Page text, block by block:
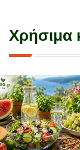
Χρήσιμα